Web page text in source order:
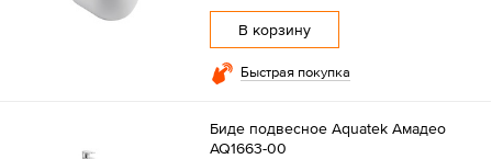
В корзину
Быстрая покупка
Биде подвесное Aquatek Амадео
AQ1663-00